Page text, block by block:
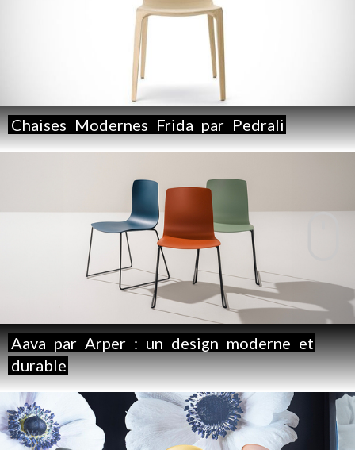
Chaises Modernes Frida par Pedrali
Aava par Arper : un design moderne et
durable